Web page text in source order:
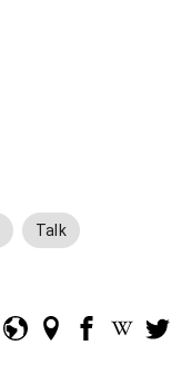
Talk